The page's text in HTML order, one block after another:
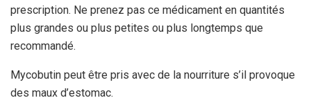
prescription. Ne prenez pas ce médicament en quantités
plus grandes ou plus petites ou plus longtemps que
recommandé.
Mycobutin peut être pris avec de la nourriture s’il provoque
des maux d’estomac.